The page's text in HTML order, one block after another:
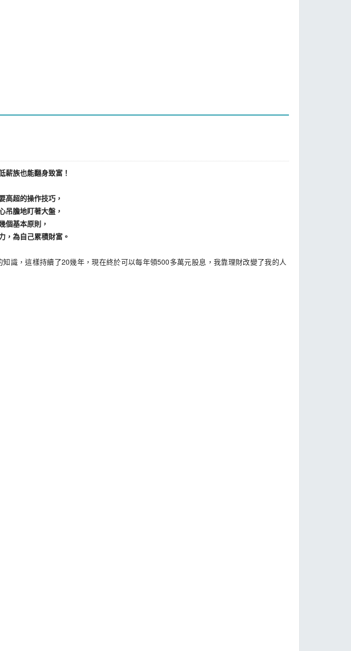
薪族也能翻身致富！
高超的操作技巧，
吊膽地盯著大盤，
個基本原則，
，為自己累積財富。
，這樣持續了20幾年，現在終於可以每年領500多萬元股息，我靠理財改變了我的人